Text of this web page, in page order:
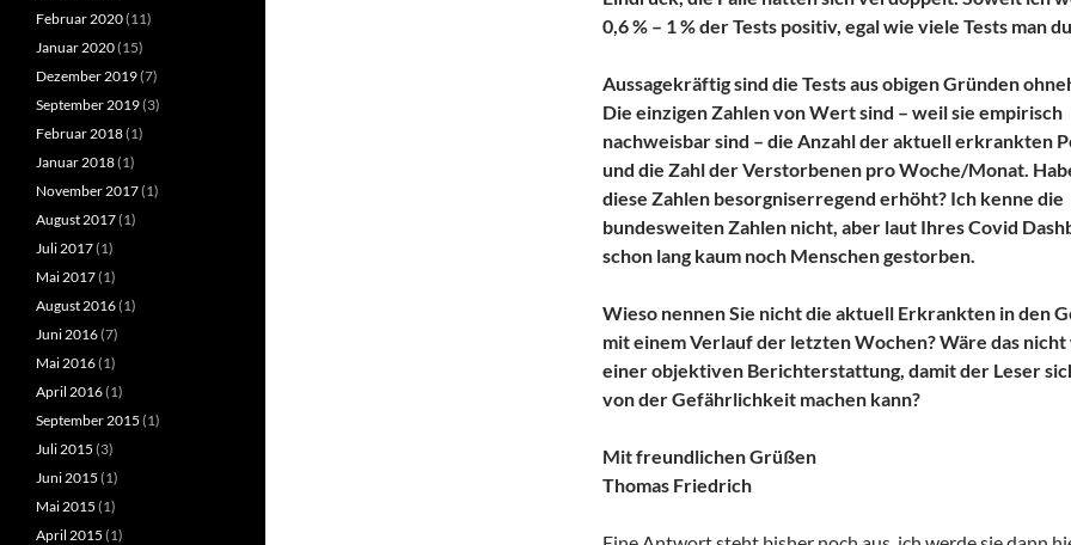
0,6 % – 1 % der Tests positiv, egal wie viele Tests man
Aussagekräftig sind die Tests aus obigen Gründen
Die einzigen Zahlen von Wert sind – weil sie empirisch
nachweisbar sind – die Anzahl der aktuell erkrankten
und die Zahl der Verstorbenen pro Woche/Monat.
diese Zahlen besorgniserregend erhöht? Ich kenne die
bundesweiten Zahlen nicht, aber laut Ihres Covid
schon lang kaum noch Menschen gestorben.
Wieso nennen Sie nicht die aktuell Erkrankten in den
mit einem Verlauf der letzten Wochen? Wäre das
einer objektiven Berichterstattung, damit der Leser
von der Gefährlichkeit machen kann?
Mit freundlichen Grüßen
Thomas Friedrich
Februar 2020(11)
Januar 2020(15)
Dezember 2019(7)
September 2019(3)
Februar 2018(1)
Januar 2018(1)
November 2017(1)
August 2017(1)
Juli 2017(1)
Mai 2017(1)
August 2016(1)
Juni 2016(7)
Mai 2016(1)
April 2016(1)
September 2015 (1)
Juli 2015 (3)
Juni 2015 (1)
Mai 2015 (1)
April 2015 (1)